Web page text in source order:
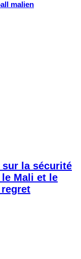
malien
sur la sécurité
le Mali et le